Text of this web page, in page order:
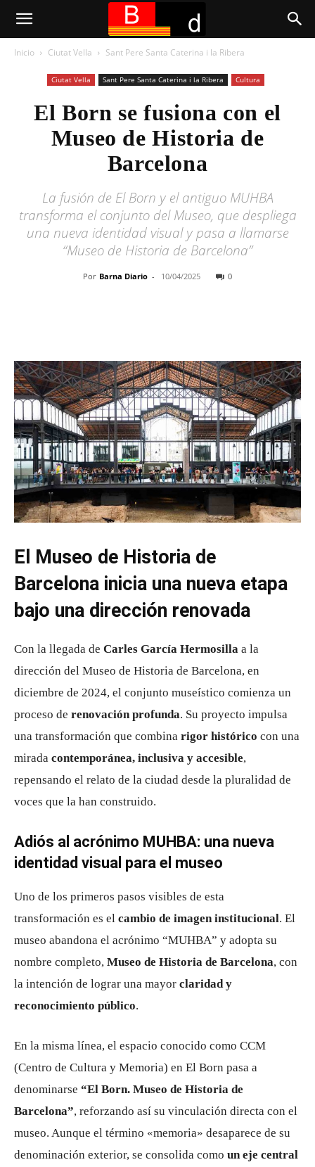
Inicio Ciutat Vella Sant Pere Santa Caterina i la Ribera
Ciutat Vella Sant Pere Santa Caterina i la Ribera Cultura
El Born se fusiona con el
Museo de Historia de
Barcelona
La fusión de El Born y el antiguo MUHBA
transforma el conjunto del Museo, que despliega
una nueva identidad visual y pasa a llamarse
“Museo de Historia de Barcelona”
Por Barna Diario - 10/04/2025 0
El Museo de Historia de
Barcelona inicia una nueva etapa
bajo una dirección renovada
Con la llegada de Carles García Hermosilla a la
dirección del Museo de Historia de Barcelona, en
diciembre de 2024, el conjunto museístico comienza un
proceso de renovación profunda. Su proyecto impulsa
una transformación que combina rigor histórico con una
mirada contemporánea, inclusiva y accesible,
repensando el relato de la ciudad desde la pluralidad de
voces que la han construido.
Adiós al acrónimo MUHBA: una nueva
identidad visual para el museo
Uno de los primeros pasos visibles de esta
transformación es el cambio de imagen institucional. El
museo abandona el acrónimo “MUHBA” y adopta su
nombre completo, Museo de Historia de Barcelona, con
la intención de lograr una mayor claridad y
reconocimiento público.
En la misma línea, el espacio conocido como CCM
(Centro de Cultura y Memoria) en El Born pasa a
denominarse “El Born. Museo de Historia de
Barcelona”, reforzando así su vinculación directa con el
museo. Aunque el término «memoria» desaparece de su
denominación exterior, se consolida como un eje central